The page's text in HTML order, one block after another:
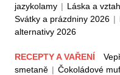
jazykolamy | Láska a
Svátky a prázdniny 2026 |
alternativy 2026
RECEPTY A VAŘENÍ
smetaně | Čokoládové